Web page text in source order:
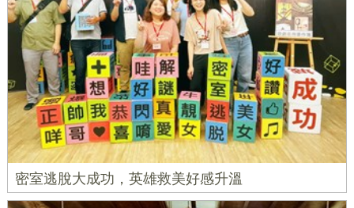
密室逃脫大成功，英雄救美好感升溫